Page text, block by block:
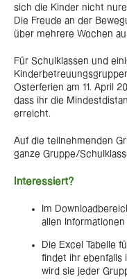
sich die Kinder nicht
Die Freude an der
über mehrere Wochen
Für Schulklassen und
Osterferien am 11. April
dass ihr die
erreicht.
Auf die teilnehmenden
ganze Gruppe/
Interessiert?
Im
allen
Die Excel Tabelle
findet ihr ebenfalls
wird sie jeder